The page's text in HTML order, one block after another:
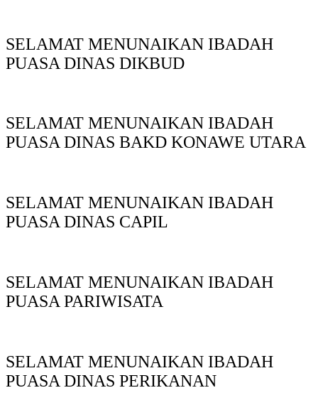
SELAMAT MENUNAIKAN IBADAH
PUASA DINAS DIKBUD
SELAMAT MENUNAIKAN IBADAH
PUASA DINAS BAKD KONAWE UTARA
SELAMAT MENUNAIKAN IBADAH
PUASA DINAS CAPIL
SELAMAT MENUNAIKAN IBADAH
PUASA PARIWISATA
SELAMAT MENUNAIKAN IBADAH
PUASA DINAS PERIKANAN